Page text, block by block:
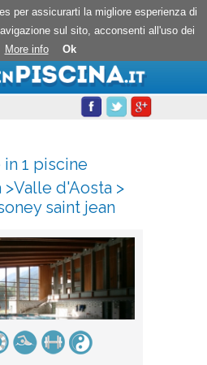
Nuoto in piscina
1 piscine
>Valle d'Aosta>
saint jean
per assicurarti la migliore esperienza di
sul sito, acconsenti all'uso dei
More info Ok